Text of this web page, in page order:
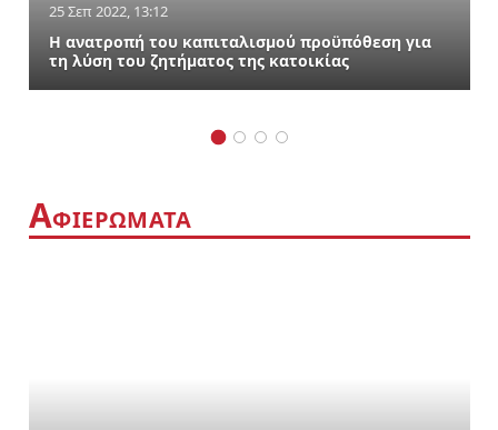
25 Σεπ 2022, 13:12
Η ανατροπή του καπιταλισμού προϋπόθεση για
τη λύση του ζητήματος της κατοικίας
ΑΦΙΕΡΩΜΑΤΑ